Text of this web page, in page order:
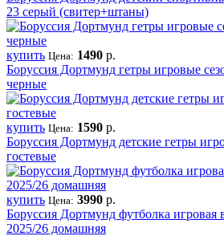
23 серый (свитер+штаны)
купить Цена: 1490 р.
Боруссия Дортмунд гетры игровые
черные
купить Цена: 1590 р.
Боруссия Дортмунд детские гетры
гостевые
купить Цена: 3990 р.
Боруссия Дортмунд футболка игровая
2025/26 домашняя